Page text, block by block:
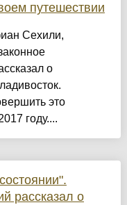
путешествии
Сехили,
о
это
году....
рассказал о